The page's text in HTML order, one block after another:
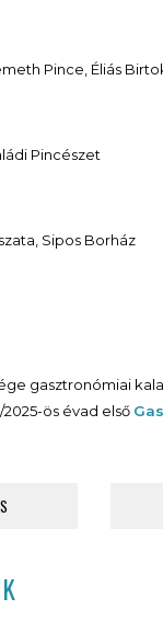
Pince, Éliás
Pincészet
Sipos Borház
gasztronómiai
ös évad első